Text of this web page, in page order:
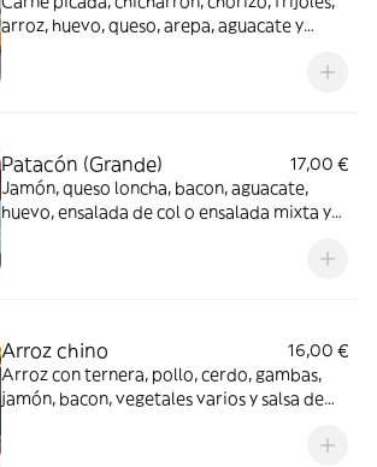
arroz, huevo, queso, arepa, aguacate y
Patacón (Grande)
17,00 €
Jamón, queso loncha, bacon, aguacate,
huevo, ensalada de col o ensalada mixta y
Arroz chino
16,00 €
Arroz con ternera, pollo, cerdo, gambas,
jamón, bacon, vegetales varios y salsa de